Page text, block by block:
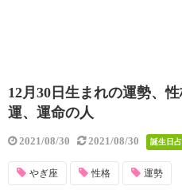
12月30日生まれの運勢、
運、運命の人
2021/08/30 2021/08/30 誕生日
やぎ座 性格 運勢